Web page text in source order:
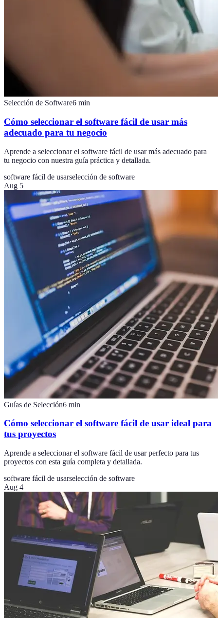
Selección de Software6 min
Cómo seleccionar el software fácil de usar más
adecuado para tu negocio
Aprende a seleccionar el software fácil de usar más adecuado para
tu negocio con nuestra guía práctica y detallada.
software fácil de usarselección de software
Aug 5
Guías de Selección6 min
Cómo seleccionar el software fácil de usar ideal para
tus proyectos
Aprende a seleccionar el software fácil de usar perfecto para tus
proyectos con esta guía completa y detallada.
software fácil de usarselección de software
Aug 4